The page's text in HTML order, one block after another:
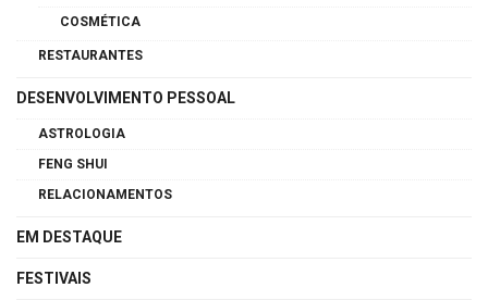
COSMÉTICA
RESTAURANTES
DESENVOLVIMENTO PESSOAL
ASTROLOGIA
FENG SHUI
RELACIONAMENTOS
EM DESTAQUE
FESTIVAIS